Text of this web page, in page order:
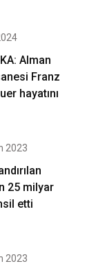
Alman
Franz
hayatını
2023
25 milyar
etti
2023